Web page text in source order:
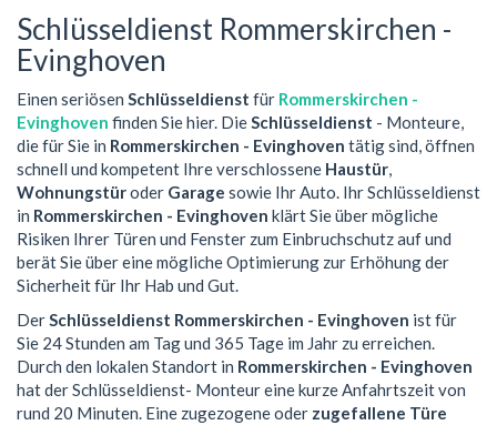
Schlüsseldienst Rommerskirchen -
Evinghoven
Einen seriösen Schlüsseldienst für Rommerskirchen -
Evinghoven finden Sie hier. DieSchlüsseldienst - Monteure,
die für Sie in Rommerskirchen - Evinghoven tätig sind, öffnen
schnell und kompetent Ihre verschlossene Haustür,
Wohnungstüroder Garage sowie Ihr Auto. Ihr Schlüsseldienst
in Rommerskirchen - Evinghoven klärt Sie über mögliche
Risiken Ihrer Türen und Fenster zum Einbruchschutz auf und
berät Sie über eine mögliche Optimierung zur Erhöhung der
Sicherheit für Ihr Hab und Gut.
DerSchlüsseldienst Rommerskirchen - Evinghoven ist für
Sie 24 Stunden am Tag und 365 Tage im Jahr zu erreichen.
Durch den lokalen Standort in Rommerskirchen - Evinghoven
hat der Schlüsseldienst- Monteur eine kurze Anfahrtszeit von
rund 20 Minuten. Eine zugezogene oder zugefallene Türe